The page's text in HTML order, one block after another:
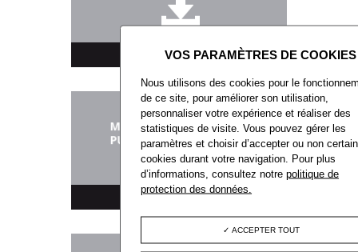
TÉLÉCHARGEMENT
MARCHÉS PUBLICS
Nous utilisons des cookies pour le
de ce site, pour améliorer son utilisation,
personnaliser votre expérience et réaliser des
statistiques de visite. Vous pouvez gérer les
paramètres et choisir d’accepter ou non
cookies durant votre navigation. Pour plus
d’informations, consultez notrepolitique de
protection des données.
ACCEPTER TOUT